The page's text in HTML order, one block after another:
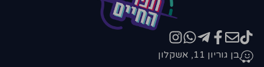
בן גוריון 11, אשקלון